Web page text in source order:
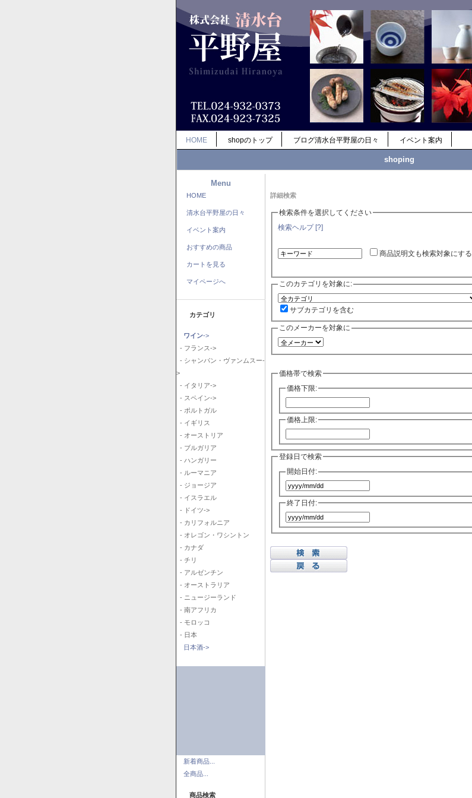
HOME shopのトップ ブログ清水台平野屋の日々 イベント案内
shoping
Menu
HOME
清水台平野屋の日々
イベント案内
おすすめの商品
カートを見る
マイページへ
カテゴリ
ワイン->
- フランス->
- シャンパン・ヴァンムスー-
>
- イタリア->
- スペイン->
- ポルトガル
- イギリス
- オーストリア
- ブルガリア
- ハンガリー
- ルーマニア
- ジョージア
- イスラエル
- ドイツ->
- カリフォルニア
- オレゴン・ワシントン
- カナダ
- チリ
- アルゼンチン
- オーストラリア
- ニュージーランド
- 南アフリカ
- モロッコ
- 日本
日本酒->
新着商品...
全商品...
商品検索
詳細検索
検索条件を選択してください
検索ヘルプ [?]
商品説明文も検索対象にする
このカテゴリを対象に:
サブカテゴリを含む
このメーカーを対象に
価格帯で検索
価格下限:
価格上限:
登録日で検索
開始日付:
終了日付: